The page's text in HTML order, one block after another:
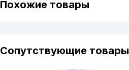
Похожие товары
Сопутствующие товары